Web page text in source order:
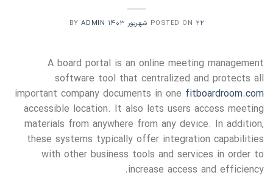
POSTED ON ۲۲ شهریور ۱۴۰۳ ADMIN
A board portal is an online meeting management
software tool that centralized and protects all
important company documents in one fitboardroom.com
accessible location. It also lets users access meeting
materials from anywhere from any device. In addition,
these systems typically offer integration capabilities
with other business tools and services in order to
increase access and efficiency.